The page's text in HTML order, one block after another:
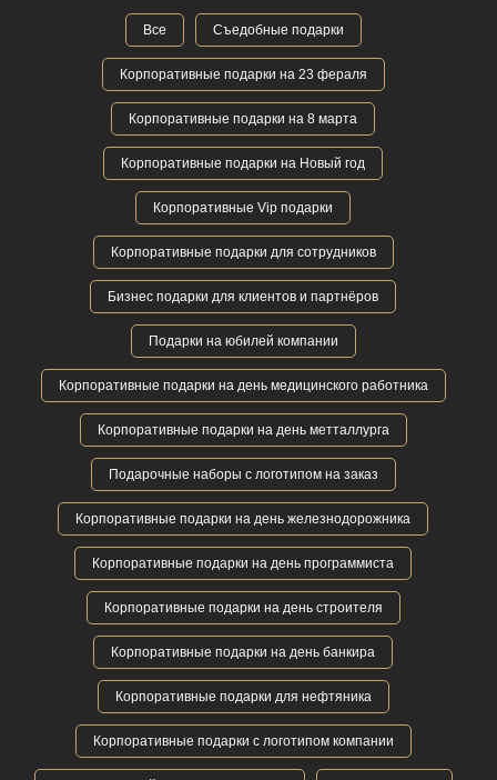
Все Съедобные подарки
Корпоративные подарки на 23 фераля
Корпоративные подарки на 8 марта
Корпоративные подарки на Новый год
Корпоративные Vip подарки
Корпоративные подарки для сотрудников
Бизнес подарки для клиентов и партнёров
Подарки на юбилей компании
Корпоративные подарки на день медицинского работника
Корпоративные подарки на день метталлурга
Подарочные наборы с логотипом на заказ
Корпоративные подарки на день железнодорожника
Корпоративные подарки на день программиста
Корпоративные подарки на день строителя
Корпоративные подарки на день банкира
Корпоративные подарки для нефтяника
Корпоративные подарки с логотипом компании